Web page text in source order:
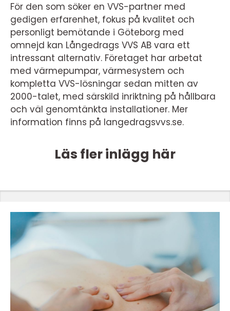
För den som söker en VVS-partner med
gedigen erfarenhet, fokus på kvalitet och
personligt bemötande i Göteborg med
omnejd kan Långedrags VVS AB vara ett
intressant alternativ. Företaget har arbetat
med värmepumpar, värmesystem och
kompletta VVS-lösningar sedan mitten av
2000-talet, med särskild inriktning på hållbara
och väl genomtänkta installationer. Mer
information finns på langedragsvvs.se.
Läs fler inlägg här